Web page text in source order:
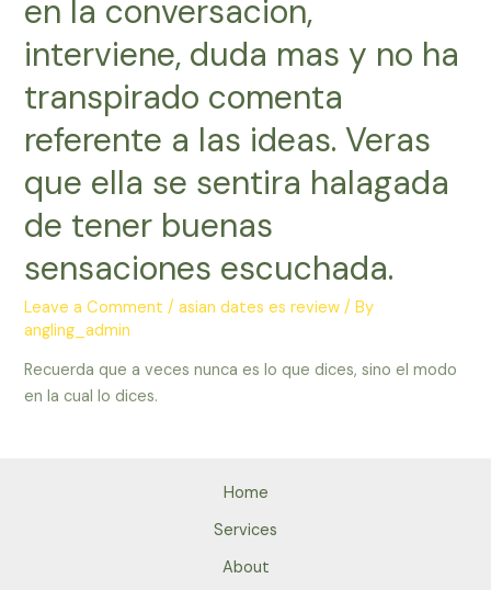
en la conversacion,
interviene, duda mas y no ha
transpirado comenta
referente a las ideas. Veras
que ella se sentira halagada
de tener buenas
sensaciones escuchada.
Leave a Comment /asian dates es review / By
angling_admin
Recuerda que a veces nunca es lo que dices, sino el modo
en la cual lo dices.
Home
Services
About